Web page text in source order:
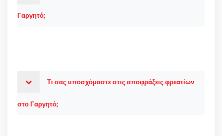
Γαργητό;
Τι σας υποσχόμαστε στις αποφράξεις φρεατίων
στο Γαργητό;